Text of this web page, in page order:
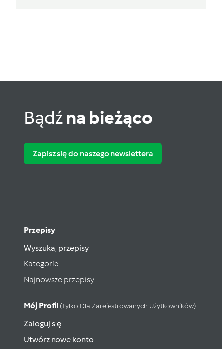
Bądźna bieżąco
Zapisz się do naszego newslettera
Przepisy
Wyszukaj przepisy
Kategorie
Najnowsze przepisy
Mój Profil (tylko Dla Zarejestrowanych Użytkowników)
Zaloguj się
Utwórz nowe konto